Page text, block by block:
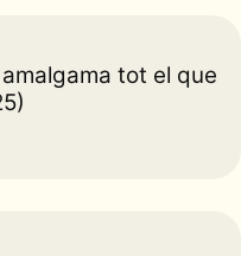
tot el que